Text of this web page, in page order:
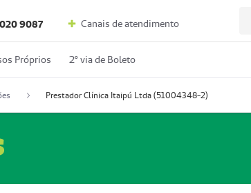
9087 Canais de atendimento
Próprios 2º via de Boleto
Prestador Clínica Itaipú Ltda (51004348-2)